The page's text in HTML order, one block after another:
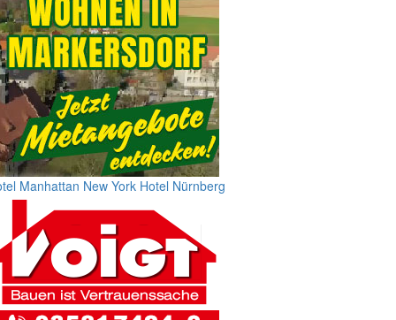
Manhattan New York Hotel Nürnberg